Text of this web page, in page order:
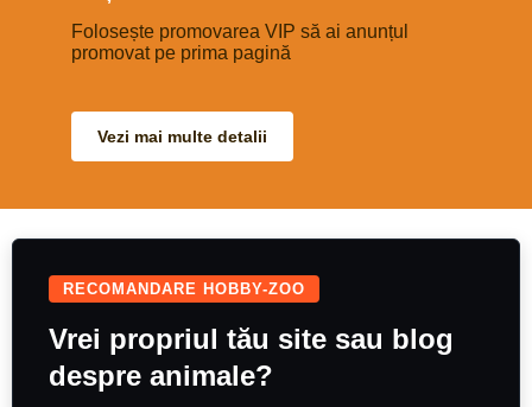
Good to hack & in traffic. Nice
paces and well schooled with an
auto change each way, she can
mother/daughter share, mum to
hack in the week & then
competing at the weekend A
really super mare, who will bring
eventing finals
Folosește promovarea VIP să ai anunțul
promovat pe prima pagină
Vezi mai multe detalii
RECOMANDARE HOBBY-ZOO
Vrei propriul tău site sau blog
despre animale?